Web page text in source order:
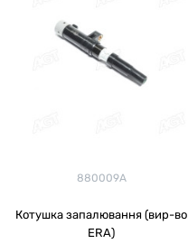
880009A
Котушка запалювання (вир-во
ERA)